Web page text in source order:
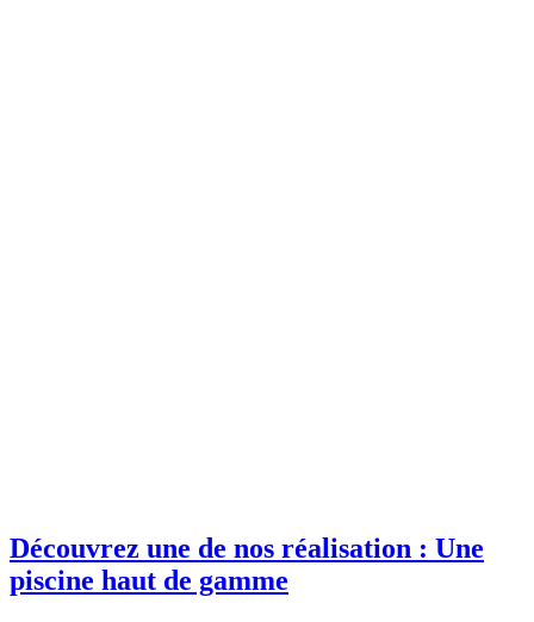
Découvrez une de nos réalisation : Une
piscine haut de gamme